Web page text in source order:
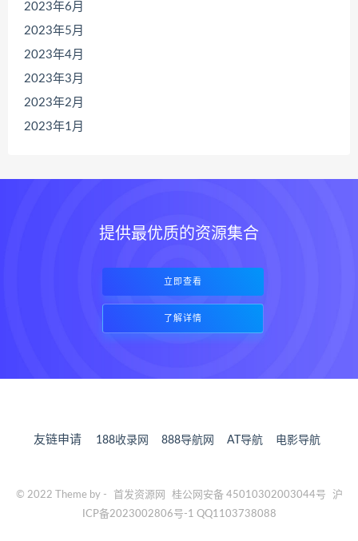
2023年6月
2023年5月
2023年4月
2023年3月
2023年2月
2023年1月
提供最优质的资源集合
立即查看
了解详情
友链申请 188收录网 888导航网 AT导航 电影导航
© 2022 Theme by - 首发资源网 桂公网安备 45010302003044号
沪
ICP备2023002806号-1 QQ1103738088